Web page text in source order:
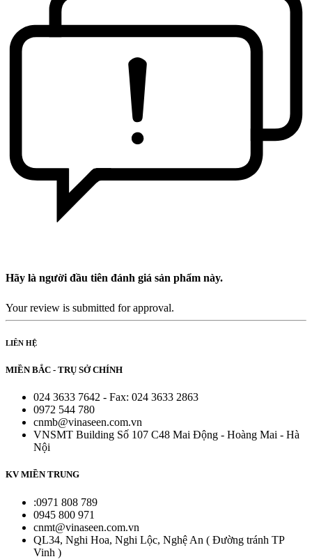
Hãy là người đầu tiên đánh giá sản phẩm này.
Your review is submitted for approval.
LIÊN HỆ
MIỀN BẮC - TRỤ SỞ CHÍNH
024 3633 7642 - Fax: 024 3633 2863
0972 544 780
cnmb@vinaseen.com.vn
VNSMT Building Số 107 C48 Mai Động - Hoàng Mai - Hà
Nội
KV MIỀN TRUNG
:0971 808 789
0945 800 971
cnmt@vinaseen.com.vn
QL34, Nghi Hoa, Nghi Lộc, Nghệ An ( Đường tránh TP
Vinh )